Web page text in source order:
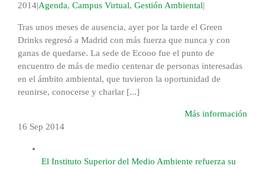
2014|Agenda, Campus Virtual, Gestión Ambiental|
Tras unos meses de ausencia, ayer por la tarde el Green
Drinks regresó a Madrid con más fuerza que nunca y con
ganas de quedarse. La sede de Ecooo fue el punto de
encuentro de más de medio centenar de personas interesadas
en el ámbito ambiental, que tuvieron la oportunidad de
reunirse, conocerse y charlar [...]
Más información
16 Sep 2014
El Instituto Superior del Medio Ambiente refuerza su